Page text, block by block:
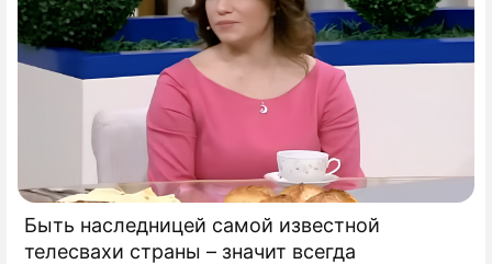
Быть наследницей самой известной
телесвахи страны – значит всегда